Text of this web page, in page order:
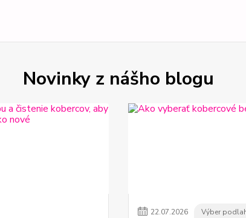
Novinky z nášho blogu
22.07.2026 Výber